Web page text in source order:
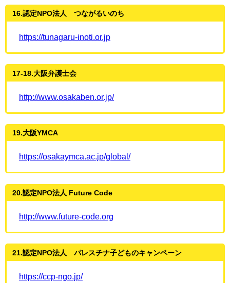
16.認定NPO法人 つながるいのち
https://tunagaru-inoti.or.jp
17-18.大阪弁護士会
http://www.osakaben.or.jp/
19.大阪YMCA
https://osakaymca.ac.jp/global/
20.認定NPO法人 Future Code
http://www.future-code.org
21.認定NPO法人 パレスチナ子どものキャンペーン
https://ccp-ngo.jp/